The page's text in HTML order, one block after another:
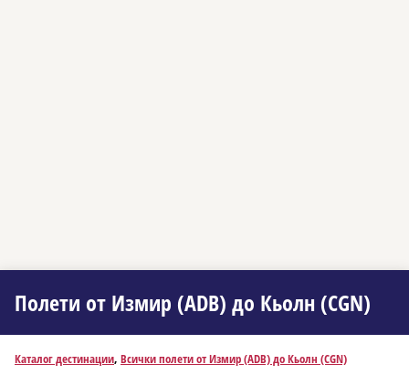
Полети от Измир (ADB) до Кьолн (CGN)
Каталог дестинации, Всички полети от Измир (ADB) до Кьолн (CGN)